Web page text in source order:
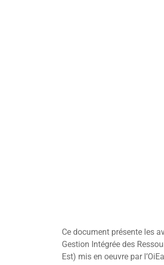
Ce document présente les
Gestion Intégrée des
Est) mis en oeuvre par